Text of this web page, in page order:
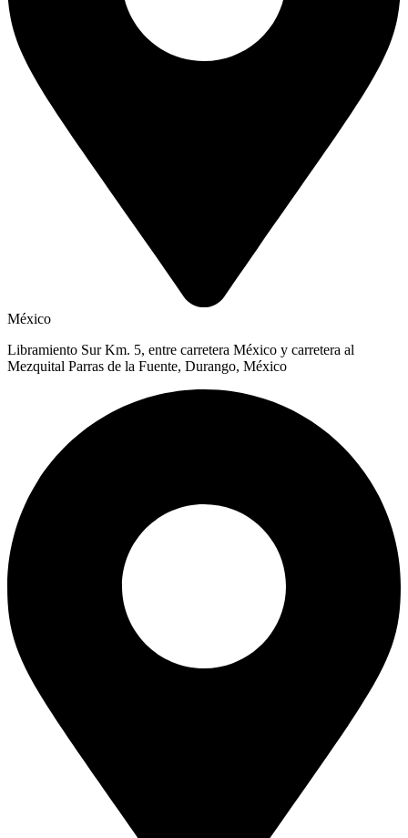
México
Libramiento Sur Km. 5, entre carretera México y carretera al
Mezquital Parras de la Fuente, Durango, México